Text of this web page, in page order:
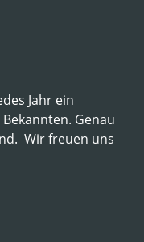
Jahr ein
Genau
Wir freuen uns